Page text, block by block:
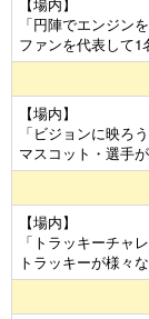
「円陣でエンジン
ファンを代表して1
【場内】
「ビジョンに映ろ
マスコット・選手
【場内】
「トラッキーチャ
トラッキーが様々